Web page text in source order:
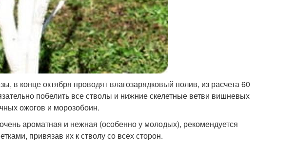
в конце октября проводят влагозарядковый полив, из расчета 60
побелить все стволы и нижние скелетные ветви вишневых
ожогов и морозобоин.
ароматная и нежная (особенно у молодых), рекомендуется
привязав их к стволу со всех сторон.